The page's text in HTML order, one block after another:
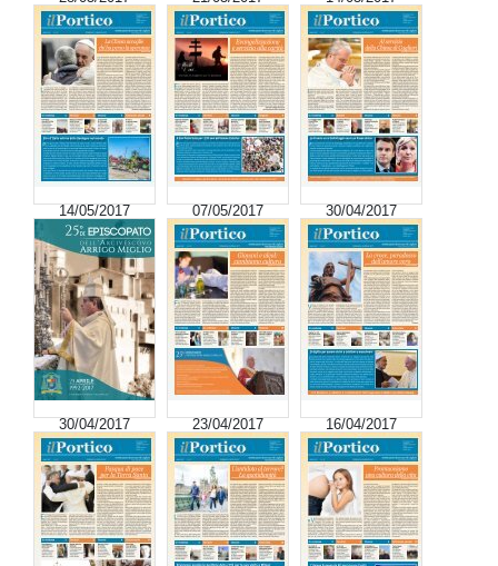
14/05/2017 07/05/2017 30/04/2017
30/04/2017 23/04/2017 16/04/2017